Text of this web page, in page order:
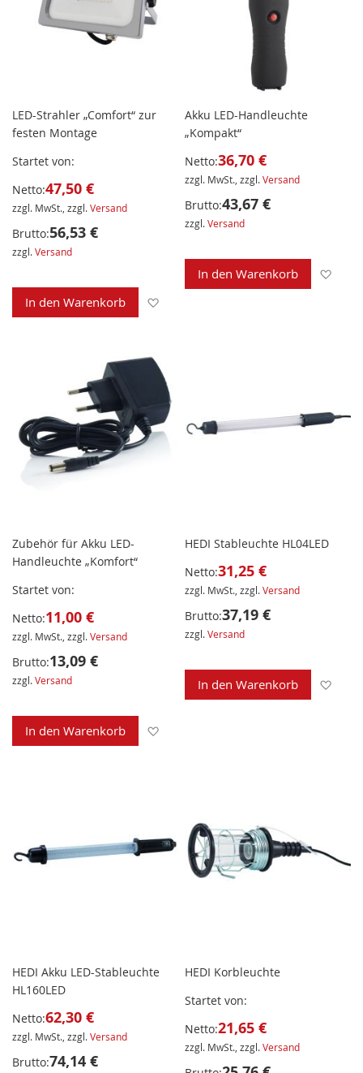
LED-Strahler „Comfort“ zur
festen Montage
Startet von
Netto:47,50 €
zzgl. MwSt., zzgl.Versand
Brutto:56,53 €
zzgl.Versand
In den Warenkorb
Akku LED-Handleuchte
„Kompakt“
Netto:36,70 €
zzgl. MwSt., zzgl.Versand
Brutto:43,67 €
zzgl.Versand
In den Warenkorb
Zubehör für Akku LED-
Handleuchte „Komfort“
Startet von
Netto:11,00 €
zzgl. MwSt., zzgl.Versand
Brutto:13,09 €
zzgl.Versand
In den Warenkorb
HEDI Stableuchte HL04LED
Netto:31,25 €
zzgl. MwSt., zzgl.Versand
Brutto:37,19 €
zzgl.Versand
In den Warenkorb
HEDI Akku LED-Stableuchte
HL160LED
Netto:62,30 €
zzgl. MwSt., zzgl.Versand
Brutto:74,14 €
HEDI Korbleuchte
Startet von
Netto:21,65 €
zzgl. MwSt., zzgl.Versand